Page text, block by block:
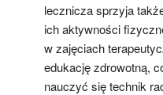
lecznicza sprzyja
ich aktywności
w zajęciach
edukację zdrowotną,
nauczyć się technik